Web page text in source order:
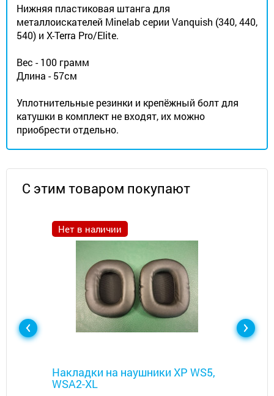
Нижняя пластиковая штанга для
металлоискателей Minelab серии Vanquish (340, 440,
540) и X-Terra Pro/Elite.
Вес - 100 грамм
Длина - 57см
Уплотнительные резинки и крепёжный болт для
катушки в комплект не входят, их можно
приобрести отдельно.
С этим товаром покупают
Нет в наличии
Накладки на наушники XP WS5,
WSA2-XL